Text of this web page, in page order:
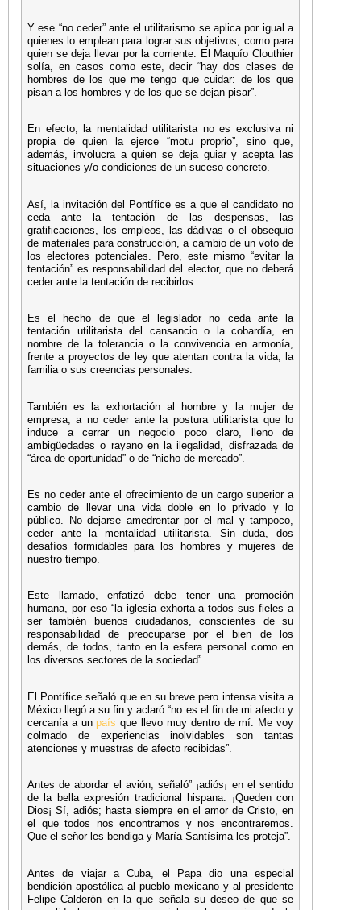
Y ese “no ceder” ante el utilitarismo se aplica por igual a
quienes lo emplean para lograr sus objetivos, como para
quien se deja llevar por la corriente. El Maquío Clouthier
solía, en casos como este, decir “hay dos clases de
hombres de los que me tengo que cuidar: de los que
pisan a los hombres y de los que se dejan pisar”.
En efecto, la mentalidad utilitarista no es exclusiva ni
propia de quien la ejerce “motu proprio”, sino que,
además, involucra a quien se deja guiar y acepta las
situaciones y/o condiciones de un suceso concreto.
Así, la invitación del Pontífice es a que el candidato no
ceda ante la tentación de las despensas, las
gratificaciones, los empleos, las dádivas o el obsequio
de materiales para construcción, a cambio de un voto de
los electores potenciales. Pero, este mismo “evitar la
tentación” es responsabilidad del elector, que no deberá
ceder ante la tentación de recibirlos.
Es el hecho de que el legislador no ceda ante la
tentación utilitarista del cansancio o la cobardía, en
nombre de la tolerancia o la convivencia en armonía,
frente a proyectos de ley que atentan contra la vida, la
familia o sus creencias personales.
También es la exhortación al hombre y la mujer de
empresa, a no ceder ante la postura utilitarista que lo
induce a cerrar un negocio poco claro, lleno de
ambigüedades o rayano en la ilegalidad, disfrazada de
“área de oportunidad” o de “nicho de mercado”.
Es no ceder ante el ofrecimiento de un cargo superior a
cambio de llevar una vida doble en lo privado y lo
público. No dejarse amedrentar por el mal y tampoco,
ceder ante la mentalidad utilitarista. Sin duda, dos
desafíos formidables para los hombres y mujeres de
nuestro tiempo.
Este llamado, enfatizó debe tener una promoción
humana, por eso “la iglesia exhorta a todos sus fieles a
ser también buenos ciudadanos, conscientes de su
responsabilidad de preocuparse por el bien de los
demás, de todos, tanto en la esfera personal como en
los diversos sectores de la sociedad”.
El Pontífice señaló que en su breve pero intensa visita a
México llegó a su fin y aclaró “no es el fin de mi afecto y
cercanía a unpaís que llevo muy dentro de mí. Me voy
colmado de experiencias inolvidables son tantas
atenciones y muestras de afecto recibidas”.
Antes de abordar el avión, señaló” ¡adiós¡ en el sentido
de la bella expresión tradicional hispana: ¡Queden con
Dios¡ Sí, adiós; hasta siempre en el amor de Cristo, en
el que todos nos encontramos y nos encontraremos.
Que el señor les bendiga y María Santísima les proteja”.
Antes de viajar a Cuba, el Papa dio una especial
bendición apostólica al pueblo mexicano y al presidente
Felipe Calderón en la que señala su deseo de que se